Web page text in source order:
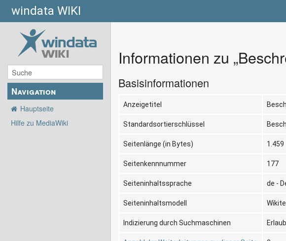
windata WIKI
Navigation
Hauptseite
Hilfe zu MediaWiki
Informationen zu
Basisinformationen
Anzeigetitel
Standardsortierschlüssel
Seitenlänge (in Bytes) 1.459
Seitenkennnummer 177
Seiteninhaltssprache de -
Seiteninhaltsmodell
Indizierung durch Suchmaschinen